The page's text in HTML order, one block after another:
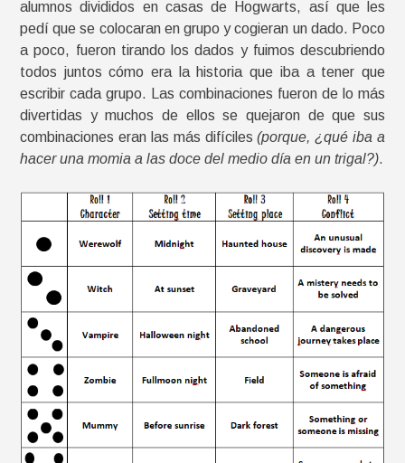
alumnos divididos en casas de Hogwarts, así que les
pedí que se colocaran en grupo y cogieran un dado. Poco
a poco, fueron tirando los dados y fuimos descubriendo
todos juntos cómo era la historia que iba a tener que
escribir cada grupo. Las combinaciones fueron de lo más
divertidas y muchos de ellos se quejaron de que sus
combinaciones eran las más difíciles(porque, ¿qué iba a
hacer una momia a las doce del medio día en un trigal?).